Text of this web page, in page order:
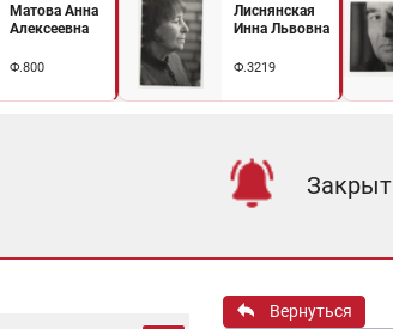
Матова Анна
Алексеевна
Ф.800
Лиснянская
Инна Львовна
Ф.3219
Вернуться